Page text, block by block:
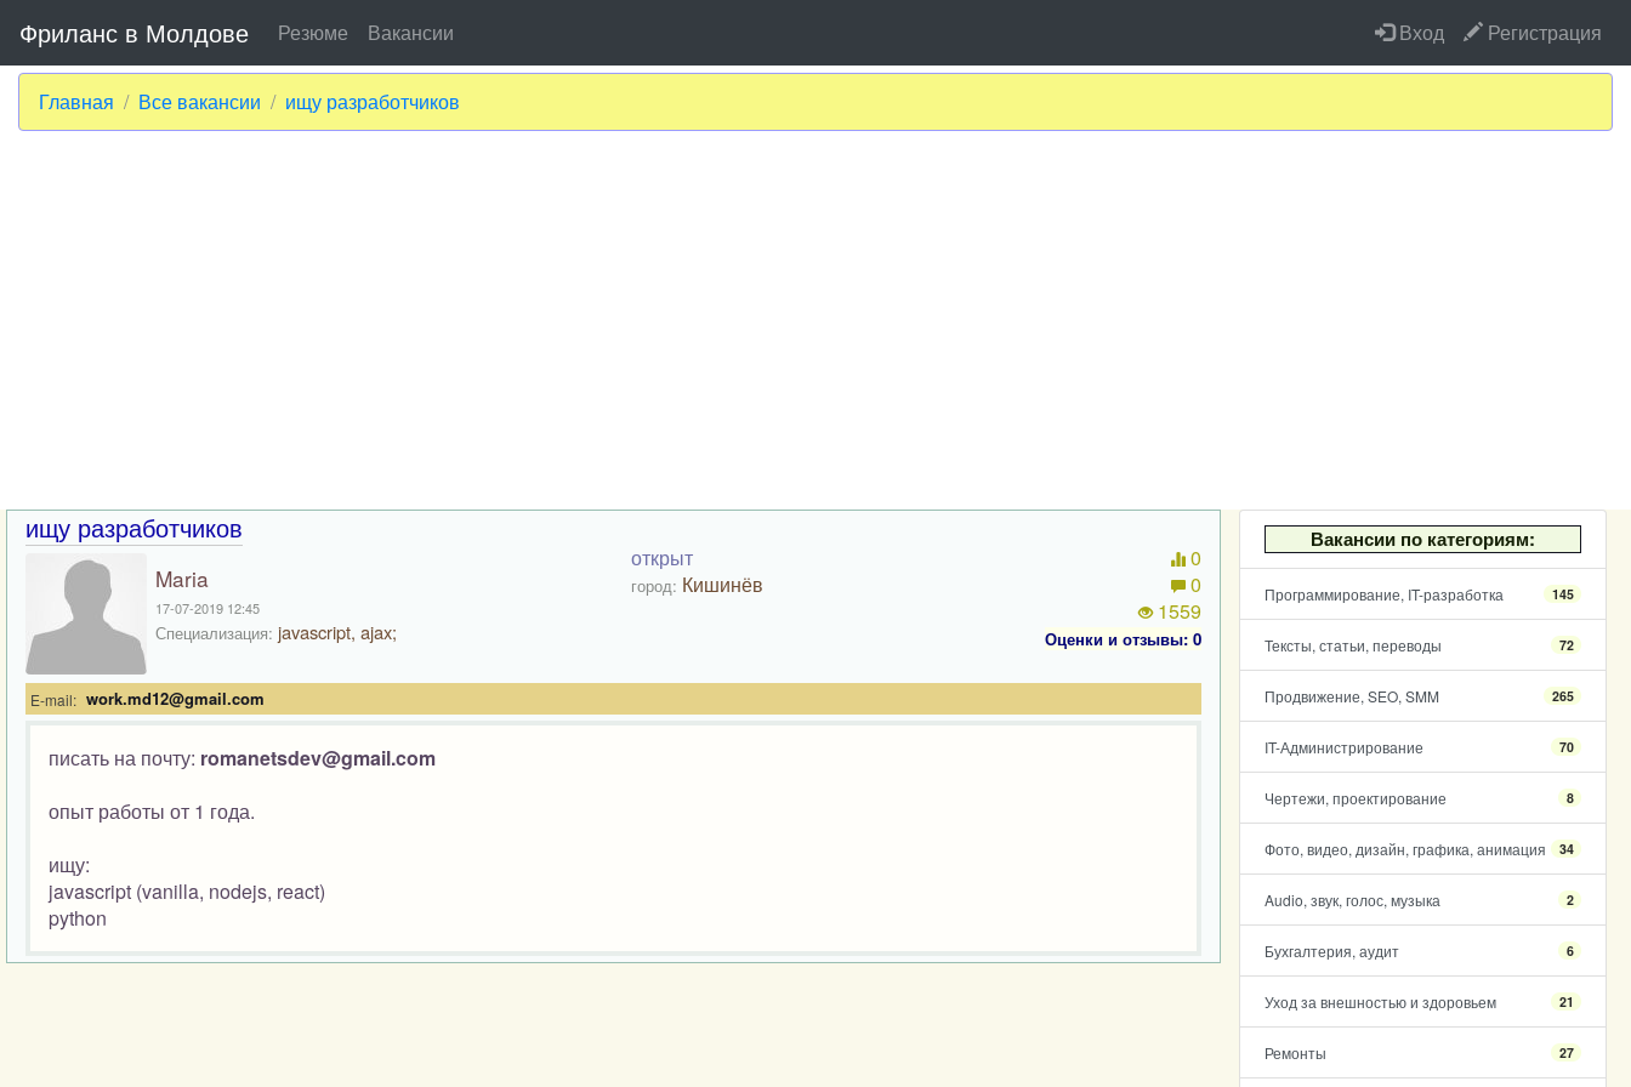
Фриланс в Молдове Резюме Вакансии Вход Регистрация
Главная Все вакансии ищу разработчиков
Вакансии по категориям:
Программирование, IT-разработка 145
Тексты, статьи, переводы 72
Продвижение, SEO, SMM 265
IT-Администрирование 70
Чертежи, проектирование 8
Фото, видео, дизайн, графика, анимация 34
Audio, звук, голос, музыка 2
Бухгалтерия, аудит 6
Уход за внешностью и здоровьем 21
Ремонты 27
ищу разработчиков
Maria
17-07-2019 12:45
Специализация: javascript, ajax;
открыт
город: Кишинёв
0
0
1559
Оценки и отзывы: 0
E-mail: work.md12@gmail.com
писать на почту: romanetsdev@gmail.com
опыт работы от 1 года.
ищу:
javascript (vanilla, nodejs, react)
python